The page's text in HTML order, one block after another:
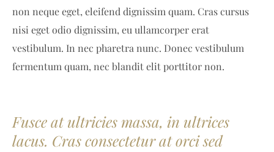
non neque eget, eleifend dignissim quam. Cras cursus
nisi eget odio dignissim, eu ullamcorper erat
vestibulum. In nec pharetra nunc. Donec vestibulum
fermentum quam, nec blandit elit porttitor non.
Fusce at ultricies massa, in ultrices
lacus. Cras consectetur at orci sed